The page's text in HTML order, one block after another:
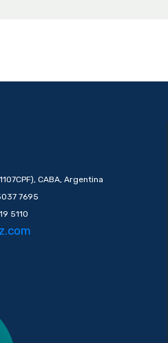
CABA, Argentina
7695
5110